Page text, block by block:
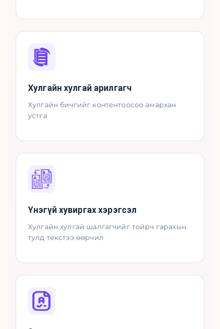
Хулгайн хулгай арилгагч
Хулгайн бичгийг контентоосоо амархан
устга
Үнэгүй хувиргах хэрэгсэл
Хулгайн хулгай шалгагчийг тойрч гарахын
тулд текстээ өөрчил